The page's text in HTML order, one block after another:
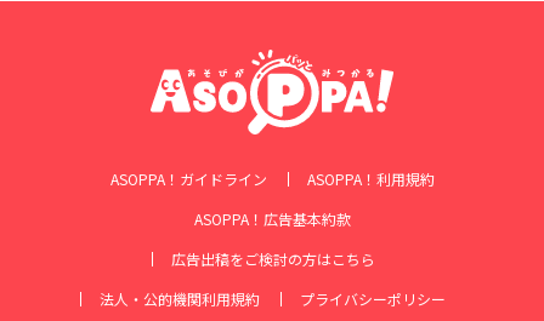
ASOPPA！ガイドライン
ASOPPA！利用規約
ASOPPA！広告基本約款
広告出稿をご検討の方はこちら
法人・公的機関利用規約
プライバシーポリシー